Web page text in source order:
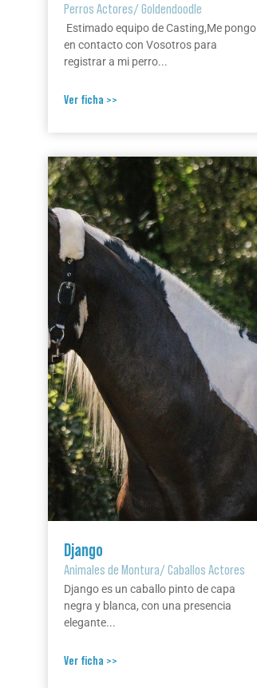
Perros Actores/Goldendoodle
Estimado equipo de Casting,Me pongo
en contacto con Vosotros para
registrar a mi perro...
Ver ficha >>
Django
Animales de Montura/Caballos Actores
Django es un caballo pinto de capa
negra y blanca, con una presencia
elegante...
Ver ficha >>